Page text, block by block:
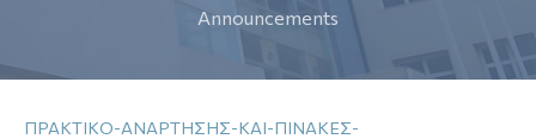
Announcements
ΠΡΑΚΤΙΚΟ-ΑΝΑΡΤΗΣΗΣ-ΚΑΙ-ΠΙΝΑΚΕΣ-